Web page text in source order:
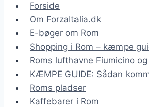
Forside
Om ForzaItalia.dk
E-bøger om Rom
Shopping i Rom – kæmpe
Roms lufthavne Fiumicino
KÆMPE GUIDE: Sådan
Roms pladser
Kaffebarer i Rom